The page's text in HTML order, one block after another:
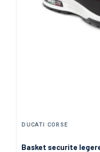
DUCATI CORSE
Basket securite